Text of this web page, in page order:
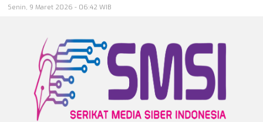
Senin, 9 Maret 2026 - 06:42 WIB